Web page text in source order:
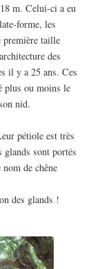
m. Celui-ci a eu
forme, les
première taille
des
il y a 25 ans. Ces
plus ou moins le
nid.
pétiole est très
glands sont portés
de chêne
des glands !